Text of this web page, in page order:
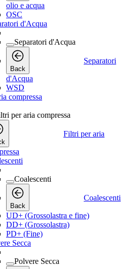
olio e acqua
OSC
d'Acqua
Separatori d'Acqua
Back
Separatori
d'Acqua
WSD
compressa
per aria compressa
Filtri per aria
Coalescenti
Back
Coalescenti
UD+ (Grossolastra e fine)
DD+ (Grossolastra)
PD+ (Fine)
Secca
Polvere Secca